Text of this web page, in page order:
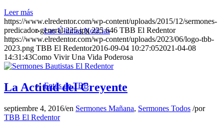
Las Últimas Noticias
Fotos de TBB
Leer más
https://www.elredentor.com/wp-content/uploads/2015/12/sermones-
predicador-general-225.jpg 225 646 TBB El Redentor
https://www.elredentor.com/wp-content/uploads/2023/06/logo-tbb-
2023.png TBB El Redentor2016-09-04 10:27:052021-04-08
14:31:43Como Vivir Una Vida Poderosa
La Actitud del Creyente
septiembre 4, 2016/en Sermones Mañana, Sermones Todos /por
TBB El Redentor